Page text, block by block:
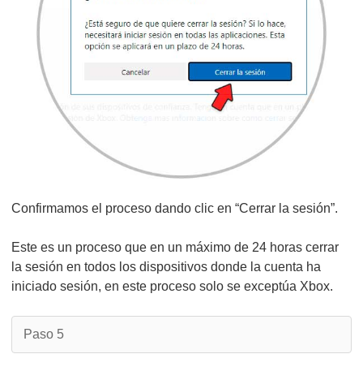
Confirmamos el proceso dando clic en “Cerrar la sesión”.
Este es un proceso que en un máximo de 24 horas cerrar
la sesión en todos los dispositivos donde la cuenta ha
iniciado sesión, en este proceso solo se exceptúa Xbox.
Paso 5